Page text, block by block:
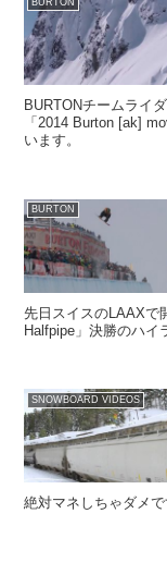
BURTONチームライ
「2014 Burton [ak]
います。
BURTON
先日スイスのLAAXで
Halfpipe」決勝のハイ
SNOWBOARD VIDEOS
絶対マネしちゃダメで